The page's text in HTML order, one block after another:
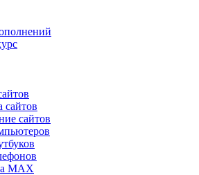
сайтов
сайтов
MAX